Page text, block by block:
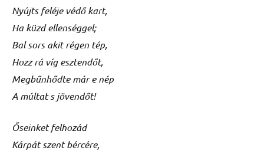
Nyújts feléje védő kart,
Ha küzd ellenséggel;
Bal sors akit régen tép,
Hozz rá víg esztendőt,
Megbűnhődte már e nép
A múltat s jövendőt!
Őseinket felhozád
Kárpát szent bércére,